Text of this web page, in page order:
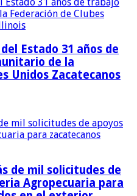
Estado 31 años de
de la
Unidos Zacatecanos
de mil solicitudes de
Agropecuaria para